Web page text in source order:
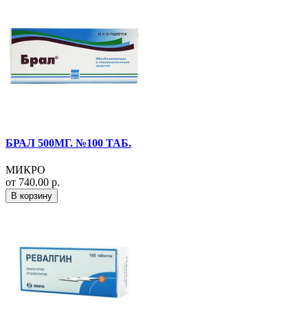
БРАЛ 500МГ. №100 ТАБ.
МИКРО
от 740.00 р.
В корзину